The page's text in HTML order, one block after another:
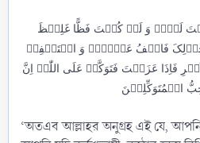
لَہُمۡ وَ لَوۡ کُنۡتَ فَظًّا غَلِیۡظَ
فَاعۡفُ عَنۡہُمۡ وَ اسۡتَغۡفِرۡ
عَزَمۡتَ فَتَوَکَّلۡ عَلَی اللّٰہِ اِنَّ
الۡمُتَوَکِّلِیۡنَ
‘অতএব আল্লাহর অনুগ্রহ এই যে, আপনি